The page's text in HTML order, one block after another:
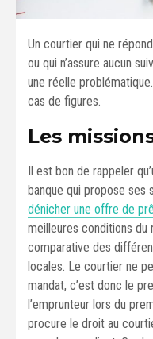
Un courtier qui ne
ou qui n’assure aucun
une réelle
cas de figures.
Les
Il est bon de rappeler
banque qui propose ses
dénicher une offre de
meilleures conditions du
comparative des
locales. Le courtier ne
mandat, c’est donc le
l’emprunteur lors du
procure le droit au